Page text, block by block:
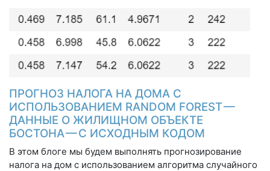
ПРОГНОЗ НАЛОГА НА ДОМА С
ИСПОЛЬЗОВАНИЕМ RANDOM FOREST —
ДАННЫЕ О ЖИЛИЩНОМ ОБЪЕКТЕ
БОСТОНА — С ИСХОДНЫМ КОДОМ
В этом блоге мы будем выполнять прогнозирование
налога на дом с использованием алгоритма случайного